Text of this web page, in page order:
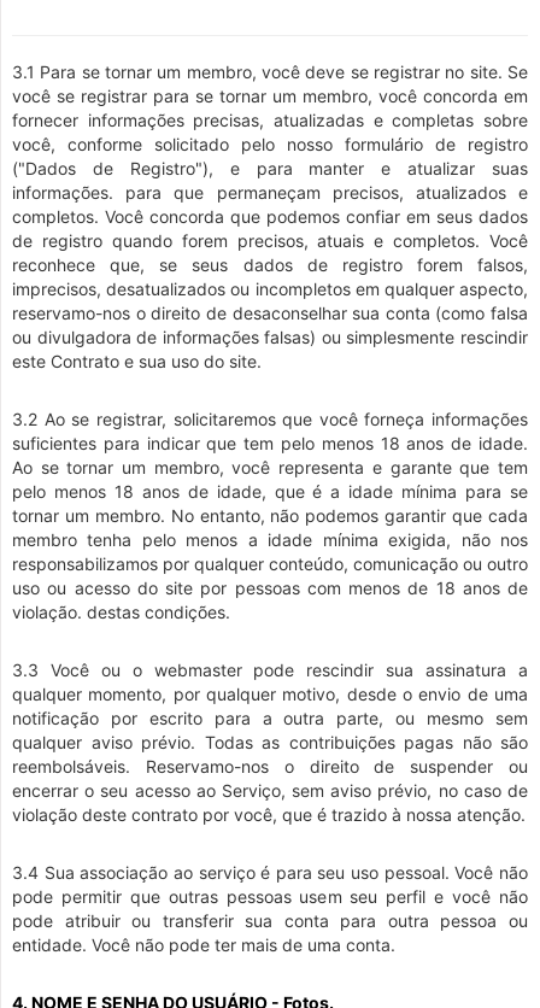
3.1 Para se tornar um membro, você deve se registrar no site. Se
você se registrar para se tornar um membro, você concorda em
fornecer informações precisas, atualizadas e completas sobre
você, conforme solicitado pelo nosso formulário de registro
("Dados de Registro"), e para manter e atualizar suas
informações. para que permaneçam precisos, atualizados e
completos. Você concorda que podemos confiar em seus dados
de registro quando forem precisos, atuais e completos. Você
reconhece que, se seus dados de registro forem falsos,
imprecisos, desatualizados ou incompletos em qualquer aspecto,
reservamo-nos o direito de desaconselhar sua conta (como falsa
ou divulgadora de informações falsas) ou simplesmente rescindir
este Contrato e sua uso do site.
3.2 Ao se registrar, solicitaremos que você forneça informações
suficientes para indicar que tem pelo menos 18 anos de idade.
Ao se tornar um membro, você representa e garante que tem
pelo menos 18 anos de idade, que é a idade mínima para se
tornar um membro. No entanto, não podemos garantir que cada
membro tenha pelo menos a idade mínima exigida, não nos
responsabilizamos por qualquer conteúdo, comunicação ou outro
uso ou acesso do site por pessoas com menos de 18 anos de
violação. destas condições.
3.3 Você ou o webmaster pode rescindir sua assinatura a
qualquer momento, por qualquer motivo, desde o envio de uma
notificação por escrito para a outra parte, ou mesmo sem
qualquer aviso prévio. Todas as contribuições pagas não são
reembolsáveis. Reservamo-nos o direito de suspender ou
encerrar o seu acesso ao Serviço, sem aviso prévio, no caso de
violação deste contrato por você, que é trazido à nossa atenção.
3.4 Sua associação ao serviço é para seu uso pessoal. Você não
pode permitir que outras pessoas usem seu perfil e você não
pode atribuir ou transferir sua conta para outra pessoa ou
entidade. Você não pode ter mais de uma conta.
4. NOME E SENHA DO USUÁRIO - Fotos.